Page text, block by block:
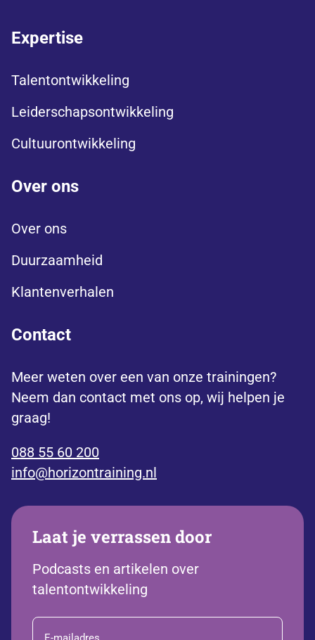
Expertise
Talentontwikkeling
Leiderschapsontwikkeling
Cultuurontwikkeling
Over ons
Over ons
Duurzaamheid
Klantenverhalen
Contact
Meer weten over een van onze trainingen?
Neem dan contact met ons op, wij helpen je
graag!
088 55 60 200
info@horizontraining.nl
Laat je verrassen door
Podcasts en artikelen over
talentontwikkeling
E-
mailadres